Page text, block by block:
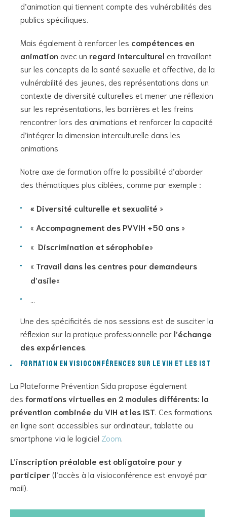
d’animation qui tiennent compte des vulnérabilités des
publics spécifiques.
Mais également à renforcer les compétences en
animation avec un regard interculturel en travaillant
sur les concepts de la santé sexuelle et affective, de la
vulnérabilité des jeunes, des représentations dans un
contexte de diversité culturelles et mener une réflexion
sur les représentations, les barrières et les freins
rencontrer lors des animations et renforcer la capacité
d’intégrer la dimension interculturelle dans les
animations
Notre axe de formation offre la possibilité d’aborder
des thématiques plus ciblées, comme par exemple :
« Diversité culturelle et sexualité »
« Accompagnement des PVVIH +50 ans »
« Discrimination et sérophobie»
« Travail dans les centres pour demandeurs
d’asile«
Une des spécificités de nos sessions est de susciter la
réflexion sur la pratique professionnelle par l’échange
des expériences
Formation en visioconférences sur le VIH et les IST
La Plateforme Prévention Sida propose également
des formations virtuelles en 2 modules différents: la
prévention combinée du VIH et les IST . Ces formations
en ligne sont accessibles sur ordinateur, tablette ou
smartphone via le logiciel Zoom
L’inscription préalable est obligatoire pour y
participer (l’accès à la visioconférence est envoyé par
mail).